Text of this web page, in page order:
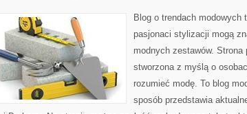
Blog o trendach modowych
pasjonaci stylizacji mogą
modnych zestawów. Strona
stworzona z myślą o
rozumieć modę. To blog
sposób przedstawia